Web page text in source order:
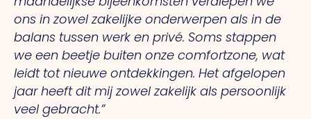
ons in zowel zakelijke onderwerpen als in de
balans tussen werk en privé. Soms stappen
we een beetje buiten onze comfortzone, wat
leidt tot nieuwe ontdekkingen. Het afgelopen
jaar heeft dit mij zowel zakelijk als persoonlijk
veel gebracht.”